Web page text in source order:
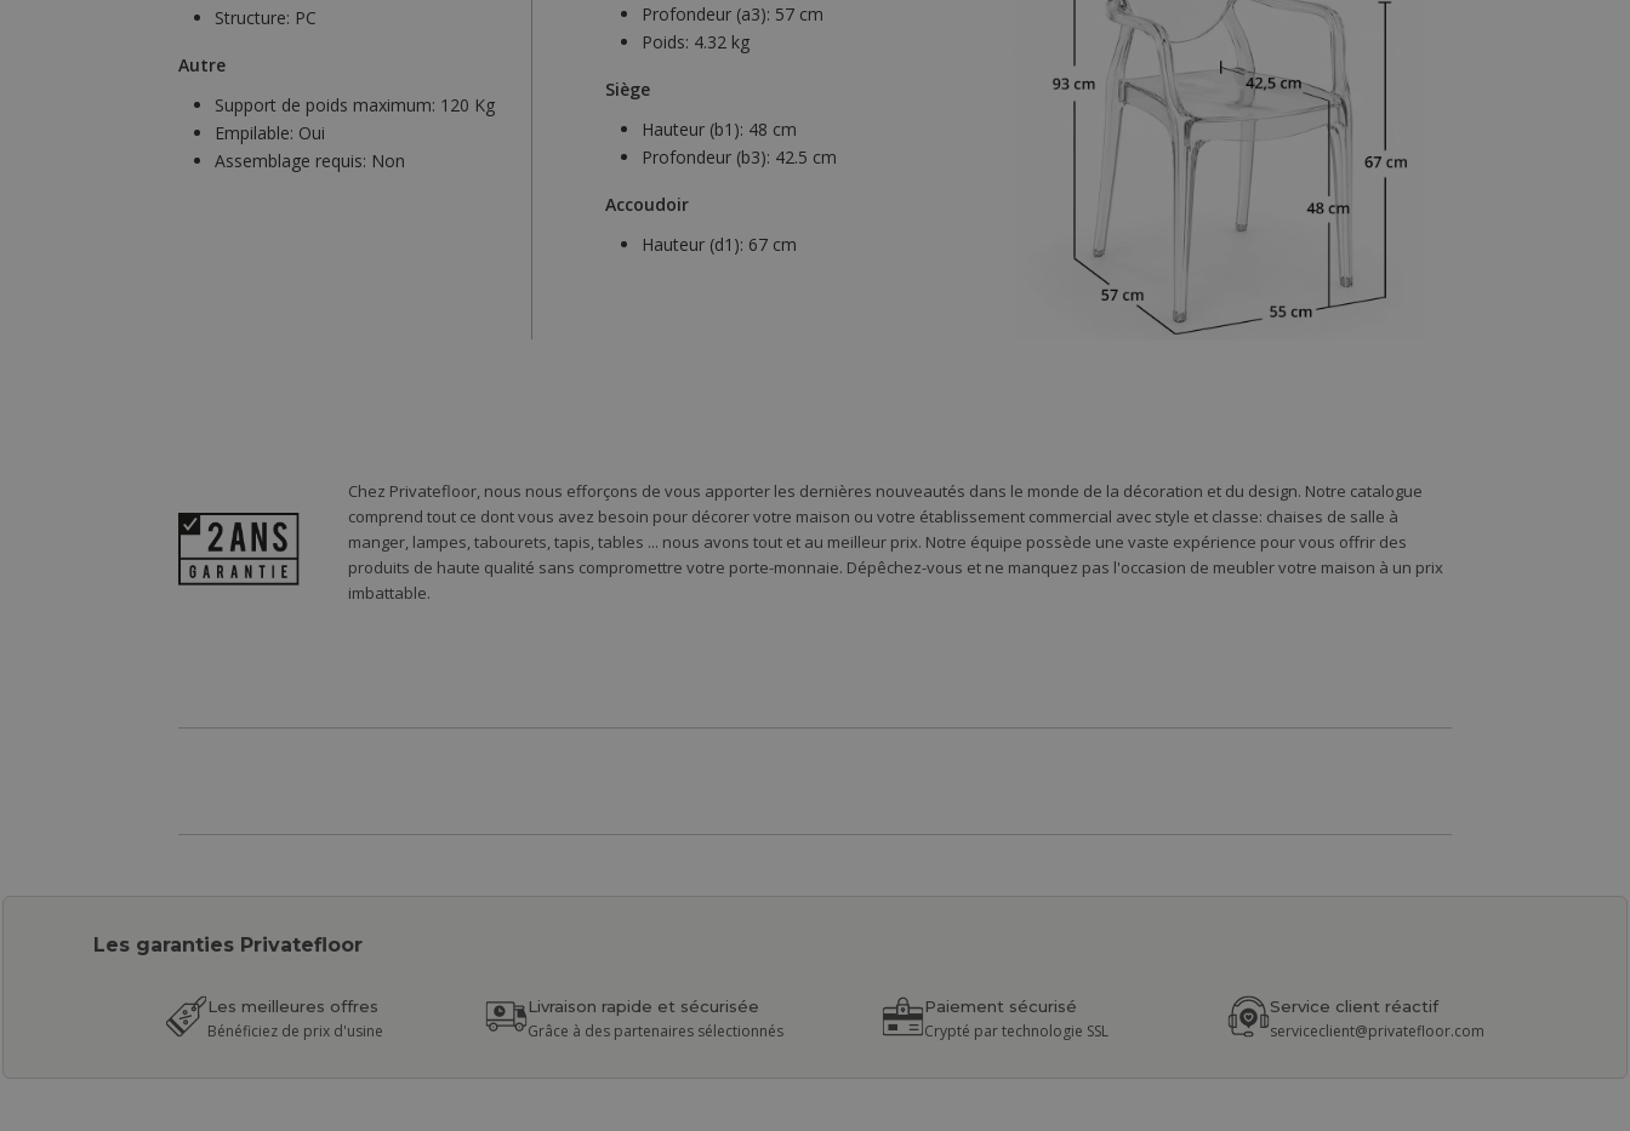
Structure: PC
Autre
Support de poids maximum: 120 Kg
Empilable: Oui
Assemblage requis: Non
Profondeur (a3): 57 cm
Poids: 4.32 kg
Siège
Hauteur (b1): 48 cm
Profondeur (b3): 42.5 cm
Accoudoir
Hauteur (d1): 67 cm
Chez Privatefloor, nous nous efforçons de vous apporter les dernières nouveautés dans le monde de la décoration et du design. Notre catalogue
comprend tout ce dont vous avez besoin pour décorer votre maison ou votre établissement commercial avec style et classe: chaises de salle à
manger, lampes, tabourets, tapis, tables ... nous avons tout et au meilleur prix. Notre équipe possède une vaste expérience pour vous offrir des
produits de haute qualité sans compromettre votre porte-monnaie. Dépêchez-vous et ne manquez pas l'occasion de meubler votre maison à un prix
imbattable.
Les garanties Privatefloor
Les meilleures offres
Bénéficiez de prix d'usine
Livraison rapide et sécurisée
Grâce à des partenaires sélectionnés
Paiement sécurisé
Crypté par technologie SSL
Service client réactif
serviceclient@privatefloor.com